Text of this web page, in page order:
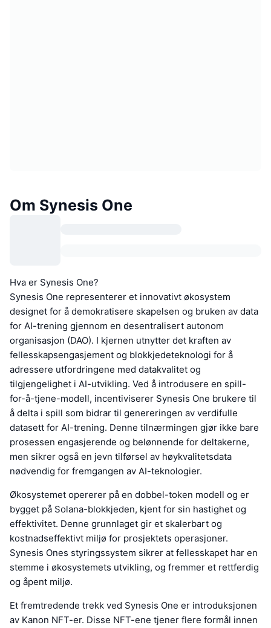
Om Synesis One
Hva er Synesis One?
Synesis One representerer et innovativt økosystem
designet for å demokratisere skapelsen og bruken av data
for AI-trening gjennom en desentralisert autonom
organisasjon (DAO). I kjernen utnytter det kraften av
fellesskapsengasjement og blokkjedeteknologi for å
adressere utfordringene med datakvalitet og
tilgjengelighet i AI-utvikling. Ved å introdusere en spill-
for-å-tjene-modell, incentiviserer Synesis One brukere til
å delta i spill som bidrar til genereringen av verdifulle
datasett for AI-trening. Denne tilnærmingen gjør ikke bare
prosessen engasjerende og belønnende for deltakerne,
men sikrer også en jevn tilførsel av høykvalitetsdata
nødvendig for fremgangen av AI-teknologier.
Økosystemet opererer på en dobbel-token modell og er
bygget på Solana-blokkjeden, kjent for sin hastighet og
effektivitet. Denne grunnlaget gir et skalerbart og
kostnadseffektivt miljø for prosjektets operasjoner.
Synesis Ones styringssystem sikrer at fellesskapet har en
stemme i økosystemets utvikling, og fremmer et rettferdig
og åpent miljø.
Et fremtredende trekk ved Synesis One er introduksjonen
av Kanon NFT-er. Disse NFT-ene tjener flere formål innen